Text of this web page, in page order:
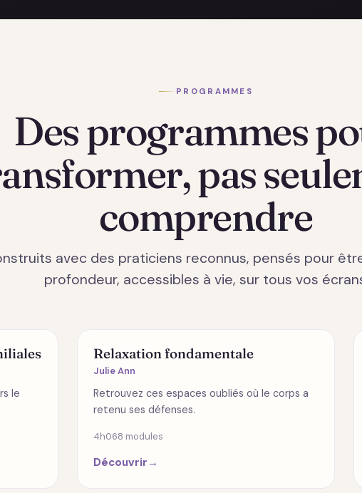
PROGRAMMES
Des programmes
pas
comprendre
avec des praticiens reconnus, pensés pour
profondeur, accessibles à vie, sur tous vos
le
SPIRITUALITÉ
Relaxation fondamentale
Julie Ann
Retrouvez ces espaces oubliés où le corps a
retenu ses défenses.
4h068 modules
Découvrir →